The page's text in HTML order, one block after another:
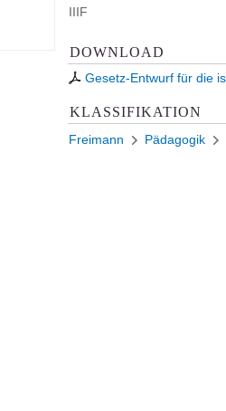
IIIF
DOWNLOAD
Gesetz-Entwurf für die
KLASSIFIKATION
Freimann Pädagogik